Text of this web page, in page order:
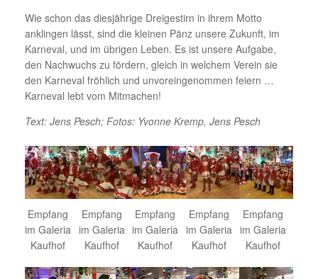
Wie schon das diesjährige Dreigestirn in ihrem Motto
anklingen lässt, sind die kleinen Pänz unsere Zukunft, im
Karneval, und im übrigen Leben. Es ist unsere Aufgabe,
den Nachwuchs zu fördern, gleich in welchem Verein sie
den Karneval fröhlich und unvoreingenommen feiern …
Karneval lebt vom Mitmachen!
Text: Jens Pesch; Fotos: Yvonne Kremp, Jens Pesch
Empfang
im Galeria
Kaufhof
Empfang
im Galeria
Kaufhof
Empfang
im Galeria
Kaufhof
Empfang
im Galeria
Kaufhof
Empfang
im Galeria
Kaufhof